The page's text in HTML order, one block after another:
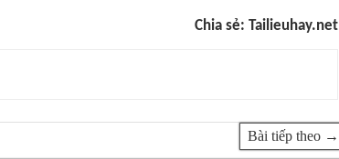
Chia sẻ: Tailieuhay.net
Bài tiếp theo →